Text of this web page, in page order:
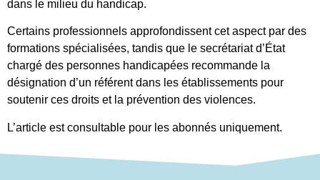
dans le milieu du handicap.
Certains professionnels approfondissent cet aspect par des
formations spécialisées, tandis que le secrétariat d’État
chargé des personnes handicapées recommande la
désignation d’un référent dans les établissements pour
soutenir ces droits et la prévention des violences.
L’article est consultable pour les abonnés uniquement.